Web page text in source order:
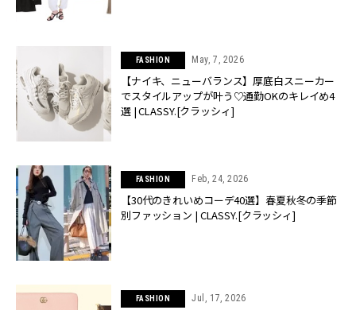
FASHION May, 7, 2026
【ナイキ、ニューバランス】厚底白スニーカー
でスタイルアップが叶う♡通勤OKのキレイめ4
選 | CLASSY.[クラッシィ]
FASHION Feb, 24, 2026
【30代のきれいめコーデ40選】春夏秋冬の季節
別ファッション | CLASSY.[クラッシィ]
FASHION Jul, 17, 2026